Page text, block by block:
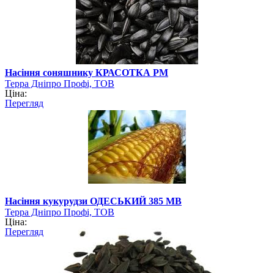
Насіння соняшнику КРАСОТКА РМ
Терра Дніпро Профі, ТОВ
Ціна:
Перегляд
Насіння кукурудзи ОДЕСЬКИЙ 385 МВ
Терра Дніпро Профі, ТОВ
Ціна:
Перегляд